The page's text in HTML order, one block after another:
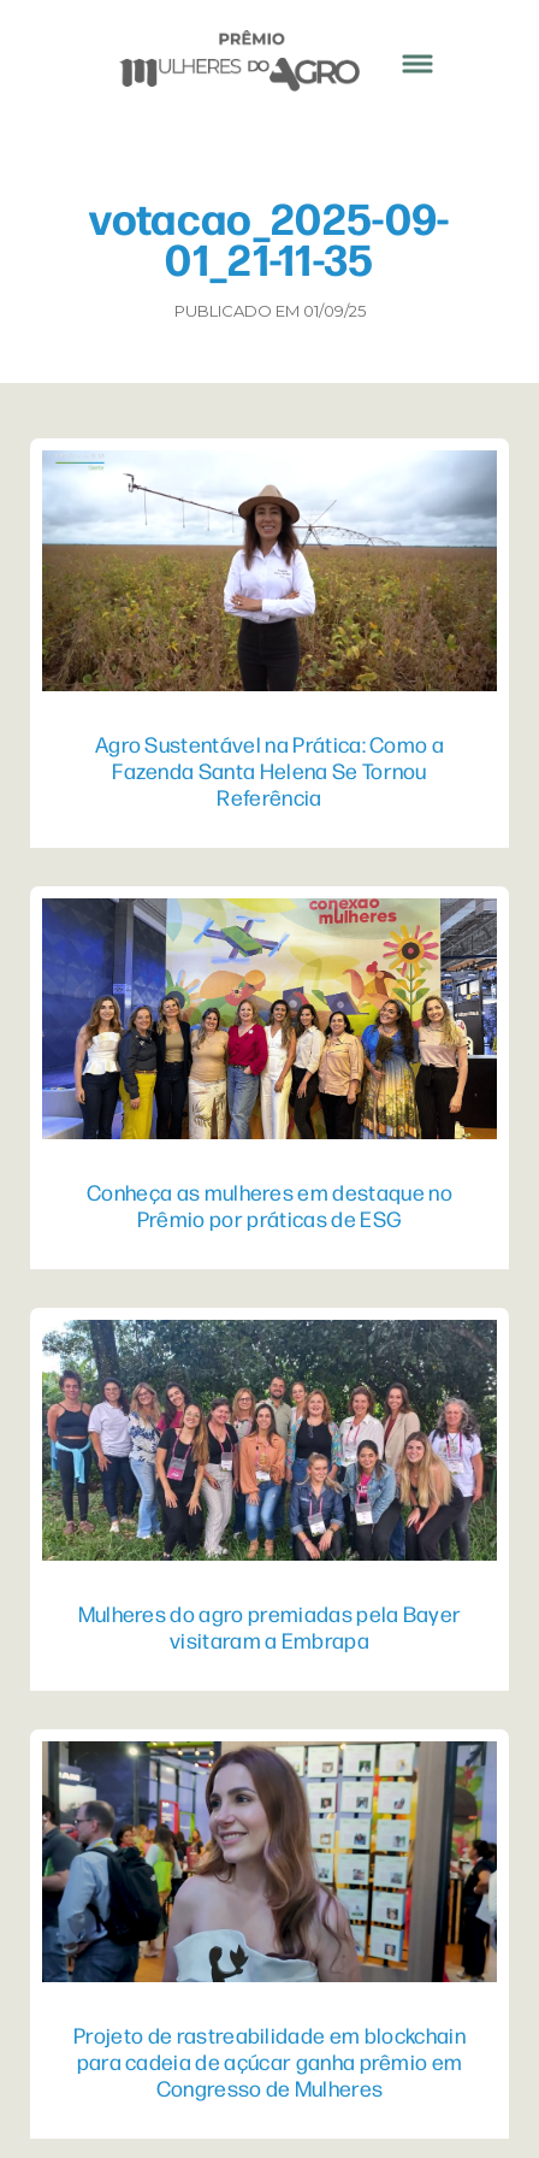
votacao_2025-09-
01_21-11-35
PUBLICADO EM 01/09/25
Agro Sustentável na Prática: Como a
Fazenda Santa Helena Se Tornou
Referência
Conheça as mulheres em destaque no
Prêmio por práticas de ESG
Mulheres do agro premiadas pela Bayer
visitaram a Embrapa
Projeto de rastreabilidade em blockchain
para cadeia de açúcar ganha prêmio em
Congresso de Mulheres